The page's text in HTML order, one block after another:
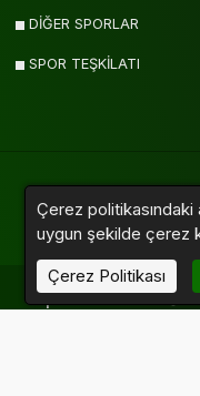
DİĞER SPORLAR
SPOR TEŞKİLATI
Yazarlar
Sporumuz.com ©
Çerez politikasındaki
uygun şekilde çerez
Çerez Politikası